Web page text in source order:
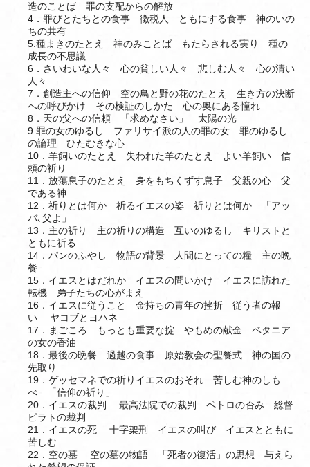
造のことば 罪の支配からの解放
4．罪びとたちとの食事 徴税人 ともにする食事 神のいの
ちの共有
5.種まきのたとえ 神のみことば もたらされる実り 種の
成長の不思議
6．さいわいな人々 心の貧しい人々 悲しむ人々 心の清い
人々
7．創造主への信仰 空の鳥と野の花のたとえ 生き方の決断
への呼びかけ その検証のしかた 心の奥にある憧れ
8．天の父への信頼 「求めなさい」 太陽の光
9.罪の女のゆるし ファリサイ派の人の罪の女 罪のゆるし
の論理 ひたむきな心
10．羊飼いのたとえ 失われた羊のたとえ よい羊飼い 信
頼の祈り
11．放蕩息子のたとえ 身をもちくずす息子 父親の心 父
である神
12．祈りとは何か 祈るイエスの姿 祈りとは何か 「アッ
バ､父よ」
13．主の祈り 主の祈りの構造 互いのゆるし キリストと
ともに祈る
14．パンのふやし 物語の背景 人間にとっての糧 主の晩
餐
15．イエスとはだれか イエスの問いかけ イエスに訪れた
転機 弟子たちの心がまえ
16．イエスに従うこと 金持ちの青年の挫折 従う者の報
い ヤコブとヨハネ
17．まごころ もっとも重要な掟 やもめの献金 ベタニア
の女の香油
18．最後の晩餐 過越の食事 原始教会の聖餐式 神の国の
先取り
19．ゲッセマネでの祈りイエスのおそれ 苦しむ神のしも
べ 「信仰の祈り」
20．イエスの裁判 最高法院での裁判 ペトロの否み 総督
ピラトの裁判
21．イエスの死 十字架刑 イエスの叫び イエスとともに
苦しむ
22．空の墓 空の墓の物語 「死者の復活」の思想 与えら